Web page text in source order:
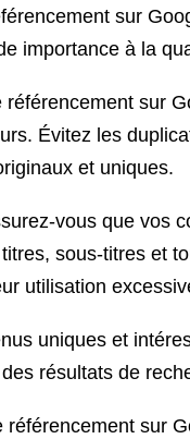
sur
importance à la
référencement sur
Évitez les
et uniques.
vous que vos
sous-titres et
utilisation
uniques et
résultats de
référencement sur